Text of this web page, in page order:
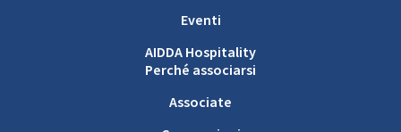
Eventi
AIDDA Hospitality
Perché associarsi
Associate